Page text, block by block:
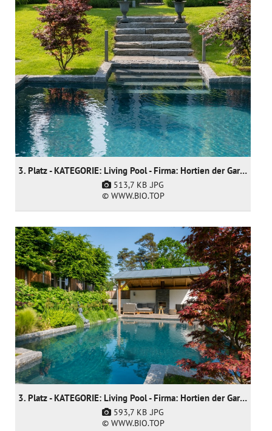
3. Platz - KATEGORIE: Living Pool - Firma: Hortien der Gartendoktor
513,7 KB .JPG
© WWW.BIO.TOP
3. Platz - KATEGORIE: Living Pool - Firma: Hortien der Gartendoktor
593,7 KB .JPG
© WWW.BIO.TOP